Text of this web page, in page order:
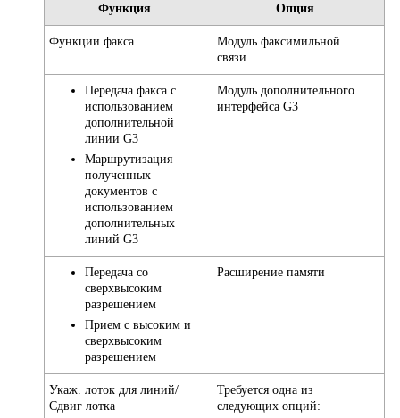
Функция Опция
Функции факса
Модуль факсимильной
связи
Передача факса с
использованием
дополнительной
линии G3
Маршрутизация
полученных
документов с
использованием
дополнительных
линий G3
Модуль дополнительного
интерфейса G3
Передача со
сверхвысоким
разрешением
Прием с высоким и
сверхвысоким
разрешением
Расширение памяти
Укаж. лоток для линий/
Сдвиг лотка
Требуется одна из
следующих опций: